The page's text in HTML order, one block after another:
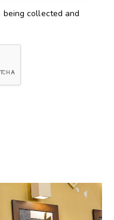
collected and